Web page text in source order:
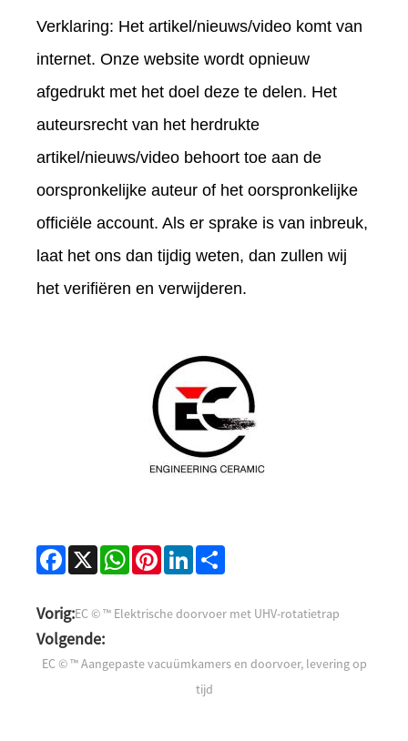
Verklaring: Het artikel/nieuws/video komt van
internet. Onze website wordt opnieuw
afgedrukt met het doel deze te delen. Het
auteursrecht van het herdrukte
artikel/nieuws/video behoort toe aan de
oorspronkelijke auteur of het oorspronkelijke
officiële account. Als er sprake is van inbreuk,
laat het ons dan tijdig weten, dan zullen wij
het verifiëren en verwijderen.
Facebook
X WhatsAppPinterestLinkedIn
Vorig:EC © ™ Elektrische doorvoer met UHV-rotatietrap
Volgende:
EC © ™ Aangepaste vacuümkamers en doorvoer, levering op
tijd